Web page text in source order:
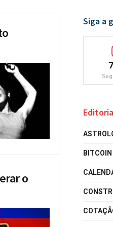
o
Siga a